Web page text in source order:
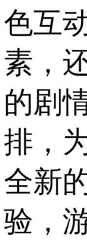
色互
素，
的剧
排，
全新
验，